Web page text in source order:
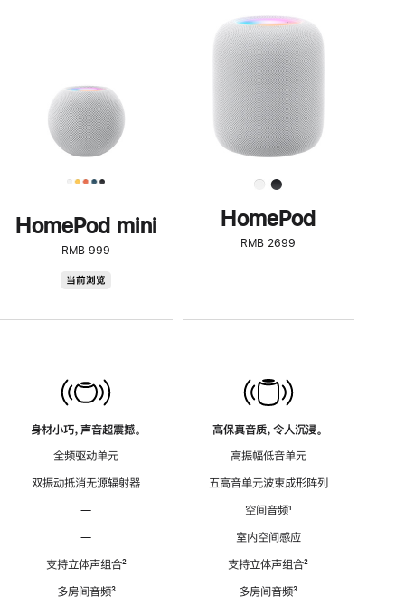
HomePod mini
RMB 999
当前浏览
身材小巧，声音超震撼。
全频驱动单元
双振动抵消无源辐射器
—
—
支持立体声组合脚
²
多房间音频脚
³
步
了
解
HomePod<
HomePod
RMB 2699
高保真音质，令人沉浸。
高振幅低音单元
五高音单元波束成形阵列
空间音频脚
¹
室内空间感应
支持立体声组合脚
²
多房间音频脚
³